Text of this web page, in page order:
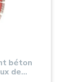
de